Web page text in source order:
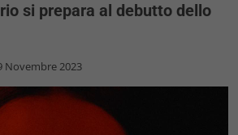
si prepara al debutto dello
Novembre 2023